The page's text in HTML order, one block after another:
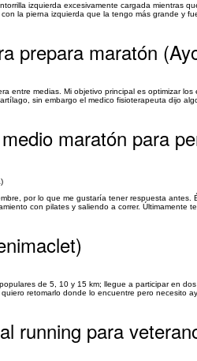
izquierda excesivamente cargada mientras
la pierna izquierda que la tengo más grande y
prepara maratón
entre medias. Mi objetivo principal es optimizar
sin embargo el medico fisioterapeuta dijo
maratón para
por lo que me gustaría tener respuesta
con pilates y saliendo a correr. Últimamente
de 5, 10 y 15 km; llegue a participar en
retomarlo donde lo encuentre pero necesito
running para